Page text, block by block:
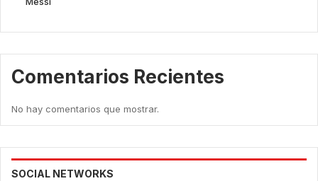
Comentarios Recientes
No hay comentarios que mostrar.
SOCIAL NETWORKS